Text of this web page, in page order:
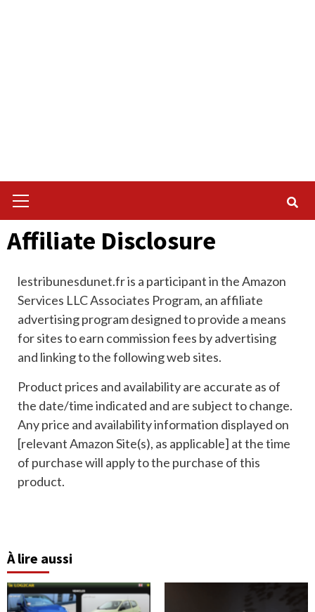
Menu
Affiliate Disclosure
lestribunesdunet.fr is a participant in the Amazon
Services LLC Associates Program, an affiliate
advertising program designed to provide a means
for sites to earn commission fees by advertising
and linking to the following web sites.
Product prices and availability are accurate as of
the date/time indicated and are subject to change.
Any price and availability information displayed on
[relevant Amazon Site(s), as applicable] at the time
of purchase will apply to the purchase of this
product.
À lire aussi